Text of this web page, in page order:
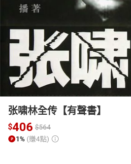
電子/紙本書
张啸林全传【有聲書】
$406 $564
1% (賺4點)